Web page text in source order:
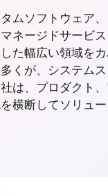
ムソフトウェア
ネージドサービ
た幅広い領域を
くが、システム
は、プロダクト
横断してソリュ